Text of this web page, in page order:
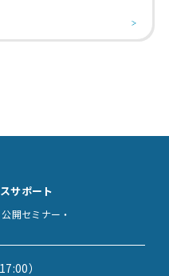
サポート
開セミナー・
）